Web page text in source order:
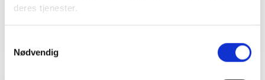
deres tjenester.
Nødvendig
Overnatning og forplejning er inkl.